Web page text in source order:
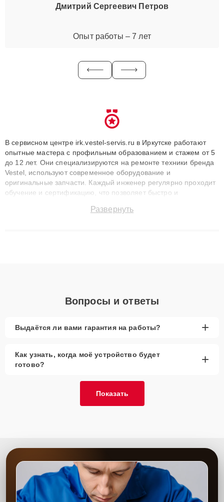
Дмитрий Сергеевич Петров
Опыт работы – 7 лет
В сервисном центре irk.vestel-servis.ru в Иркутске работают
опытные мастера с профильным образованием и стажем от 5
до 12 лет. Они специализируются на ремонте техники бренда
Vestel, используют современное оборудование и
оригинальные запчасти. Каждый инженер регулярно проходит
обучение и сертификацию, что позволяет быстро и
сохранением гарантии до 3 лет. Наши мастера решают
Развернуть
Вопросы и ответы
Выдаётся ли вами гарантия на работы? +
Как узнать, когда моё устройство будет
готово?
+
Показать